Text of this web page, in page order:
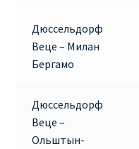
Дюссельдорф
Веце – Милан
Бергамо
Дюссельдорф
Веце –
Ольштын-